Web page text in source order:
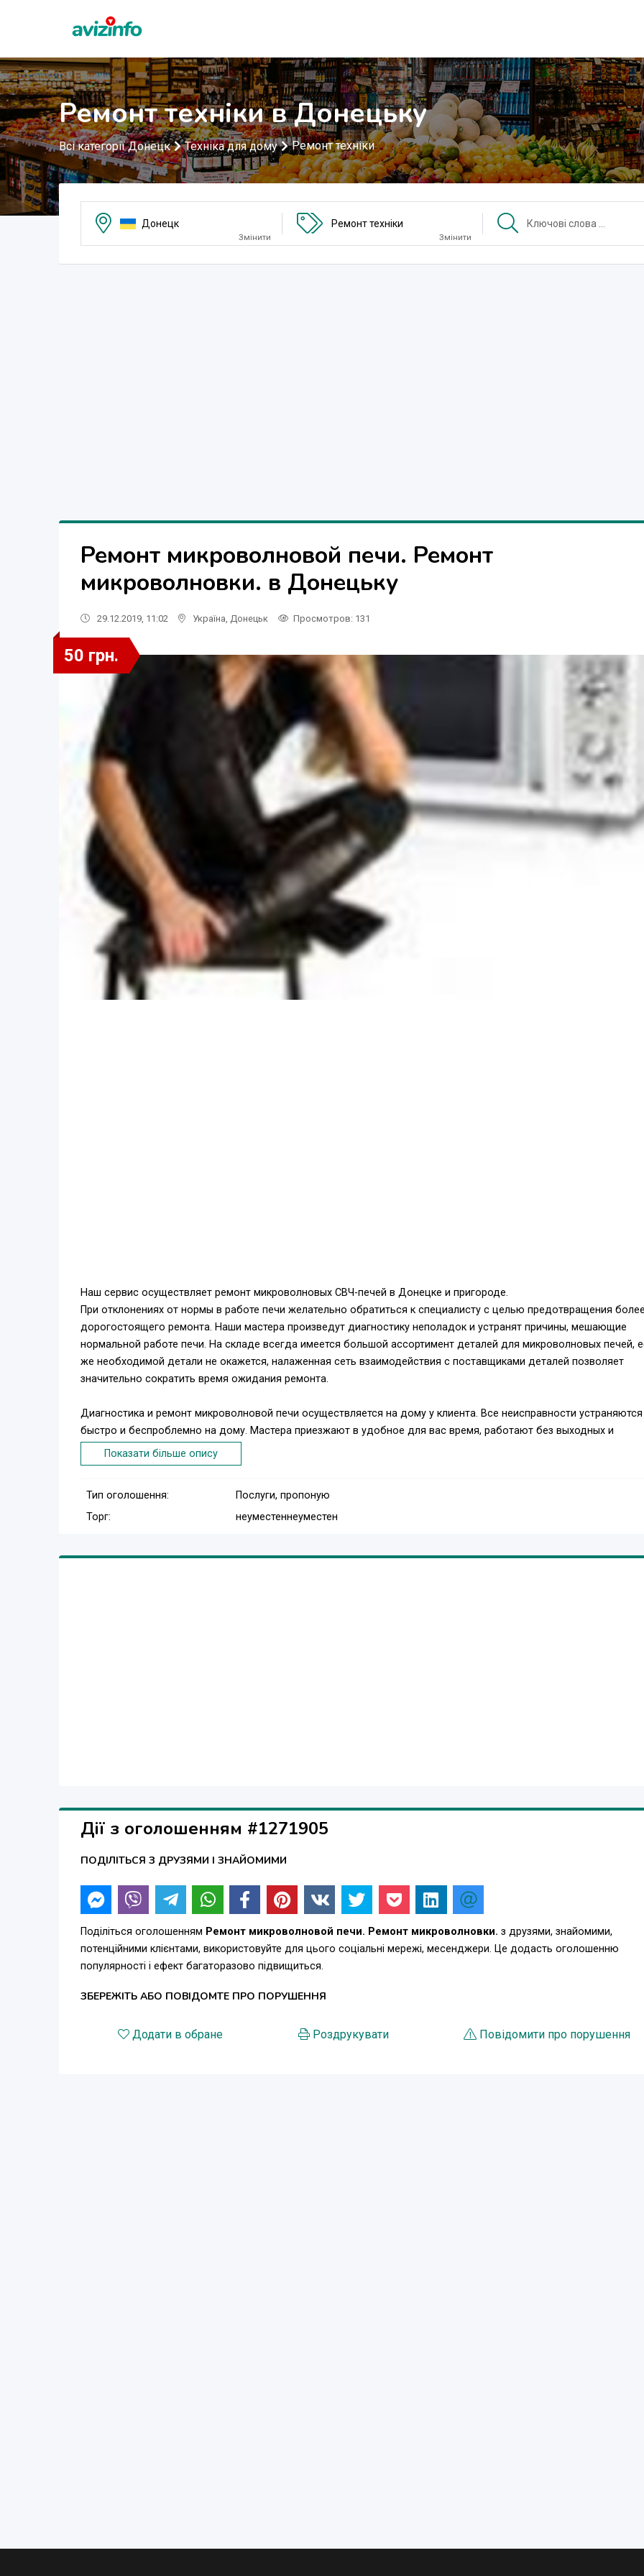
Ремонт техніки в Донецьку
Всі категорії Донецк Техніка для дому Ремонт техніки
Донецк
Змінити
Ремонт техніки
Змінити
Ремонт микроволновой печи. Ремонт
микроволновки. в Донецьку
29.12.2019, 11:02 Україна Донецьк Просмотров: 131
50 грн.
Наш сервис осуществляет ремонт микроволновых СВЧ-печей в Донецке и пригороде.
При отклонениях от нормы в работе печи желательно обратиться к специалисту с целью предотвращения более
дорогостоящего ремонта. Наши мастера произведут диагностику неполадок и устранят причины, мешающие
нормальной работе печи. На складе всегда имеется большой ассортимент деталей для микроволновых печей,
же необходимой детали не окажется, налаженная сеть взаимодействия с поставщиками деталей позволяет
значительно сократить время ожидания ремонта.
Диагностика и ремонт микроволновой печи осуществляется на дому у клиента. Все неисправности устраняются
быстро и беспроблемно на дому. Мастера приезжают в удобное для вас время, работают без выходных и
праздников.
деталей. Окончательная стоимость ремонта может быть установлена только после проведения тщательной
диагностики
Показати більше опису
Тип оголошення:
Послуги, пропоную
Торг:
неуместеннеуместен
Дії з оголошенням #1271905
ПОДІЛІТЬСЯ З ДРУЗЯМИ І ЗНАЙОМИМИ
Поділіться оголошенням Ремонт микроволновой печи. Ремонт микроволновки. з друзями, знайомими,
потенційними клієнтами, використовуйте для цього соціальні мережі, месенджери. Це додасть оголошенню
популярності і ефект багаторазово підвищиться.
ЗБЕРЕЖІТЬ АБО ПОВІДОМТЕ ПРО ПОРУШЕННЯ
Додати в обране Роздрукувати Повідомити про порушення